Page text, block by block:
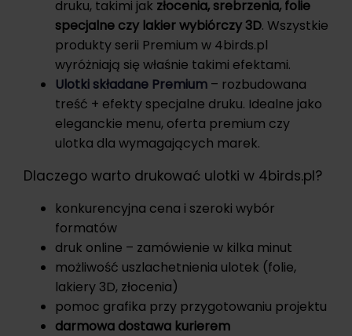
druku, takimi jak złocenia, srebrzenia, folie
specjalne czy lakier wybiórczy 3D. Wszystkie
produkty serii Premium w 4birds.pl
wyróżniają się właśnie takimi efektami.
Ulotki składane Premium – rozbudowana
treść + efekty specjalne druku. Idealne jako
eleganckie menu, oferta premium czy
ulotka dla wymagających marek.
Dlaczego warto drukować ulotki w 4birds.pl?
konkurencyjna cena i szeroki wybór
formatów
druk online – zamówienie w kilka minut
możliwość uszlachetnienia ulotek (folie,
lakiery 3D, złocenia)
pomoc grafika przy przygotowaniu projektu
darmowa dostawa kurierem